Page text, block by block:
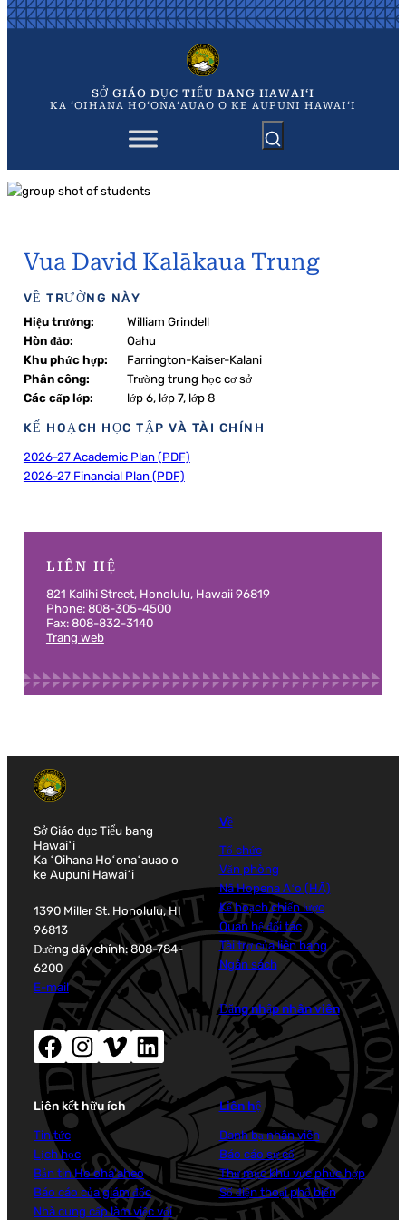
Chuyển
đến
SỞ GIÁO DỤC TIỂU BANG HAWAIʻI
KA ʻOIHANA HOʻONAʻAUAO O KE AUPUNI HAWAIʻI
Vua David Kalākaua Trung
VỀ TRƯỜNG NÀY
Hiệu trưởng:
William Grindell
Hòn đảo:
Oahu
Khu phức hợp:
Farrington-Kaiser-Kalani
Phân công:
Trường trung học cơ sở
Các cấp lớp:
lớp 6, lớp 7, lớp 8
KẾ HOẠCH HỌC TẬP VÀ TÀI CHÍNH
2026-27 Academic Plan (PDF)
2026-27 Financial Plan (PDF)
LIÊN HỆ
821 Kalihi Street, Honolulu, Hawaii 96819
Phone: 808-305-4500
Fax: 808-832-3140
Trang web
Sở Giáo dục Tiểu bang
Hawaiʻi
Ka ʻOihana Hoʻonaʻauao o
ke Aupuni Hawaiʻi
1390 Miller St. Honolulu, HI
96813
Đường dây chính: 808-784-
6200
E-mail
Facebook (mở cửa sổ mới)Instagram (mở cửa sổ mới)Vimeo (mở cửa sổ mới)LinkedIn (mở cửa sổ mới)
Về
Tổ chức
Văn phòng
Nā Hopena Aʻo (HĀ)
Kế hoạch chiến lược
Quan hệ đối tác
Tài trợ của liên bang
Ngân sách
Đăng nhập nhân viên
Liên kết hữu ích
Tin tức
Lịch học
Bản tin Ho'oha'aheo
Báo cáo của giám đốc
Nhà cung cấp làm việc với
Liên hệ
Danh bạ nhân viên
Báo cáo sự cố
Thư mục khu vực phức hợp
Số điện thoại phổ biến